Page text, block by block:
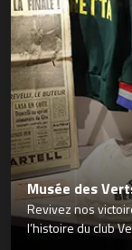
Musée des
Revivez nos
l’histoire du club